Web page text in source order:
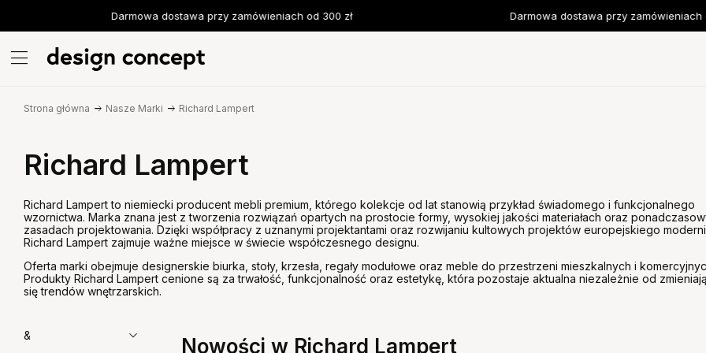
Darmowa dostawa przy zamówieniach od 300 zł Darmowa dostawa przy zamówieniach od
Strona główna Nasze Marki Richard Lampert
Richard Lampert
Richard Lampert to niemiecki producent mebli premium, którego kolekcje od lat stanowią przykład świadomego i funkcjonalnego
wzornictwa. Marka znana jest z tworzenia rozwiązań opartych na prostocie formy, wysokiej jakości materiałach oraz
zasadach projektowania. Dzięki współpracy z uznanymi projektantami oraz rozwijaniu kultowych projektów europejskiego
Richard Lampert zajmuje ważne miejsce w świecie współczesnego designu.
Oferta marki obejmuje designerskie biurka, stoły, krzesła, regały modułowe oraz meble do przestrzeni mieszkalnych i
Produkty Richard Lampert cenione są za trwałość, funkcjonalność oraz estetykę, która pozostaje aktualna niezależnie od
się trendów wnętrzarskich.
& Nowości w Richard Lampert